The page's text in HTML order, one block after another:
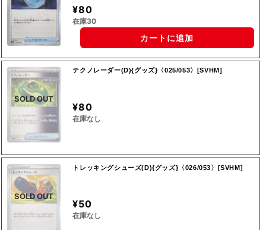
¥80
在庫30
カートに追加
SOLD OUT
テクノレーダー(D){グッズ}〈025/053〉[SVHM]
¥80
在庫なし
SOLD OUT
トレッキングシューズ(D){グッズ}〈026/053〉[SVHM]
¥50
在庫なし